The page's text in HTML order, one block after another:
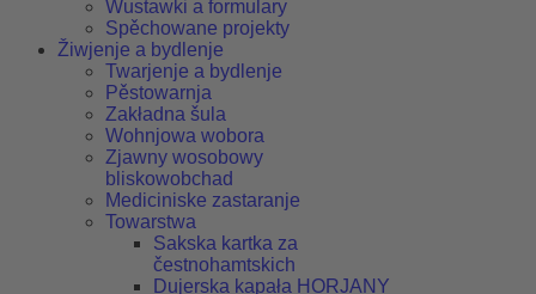
Wustawki a formulary
Spěchowane projekty
Žiwjenje a bydlenje
Twarjenje a bydlenje
Pěstowarnja
Zakładna šula
Wohnjowa wobora
Zjawny wosobowy
bliskowobchad
Mediciniske zastaranje
Towarstwa
Sakska kartka za
čestnohamtskich
Dujerska kapała HORJANY